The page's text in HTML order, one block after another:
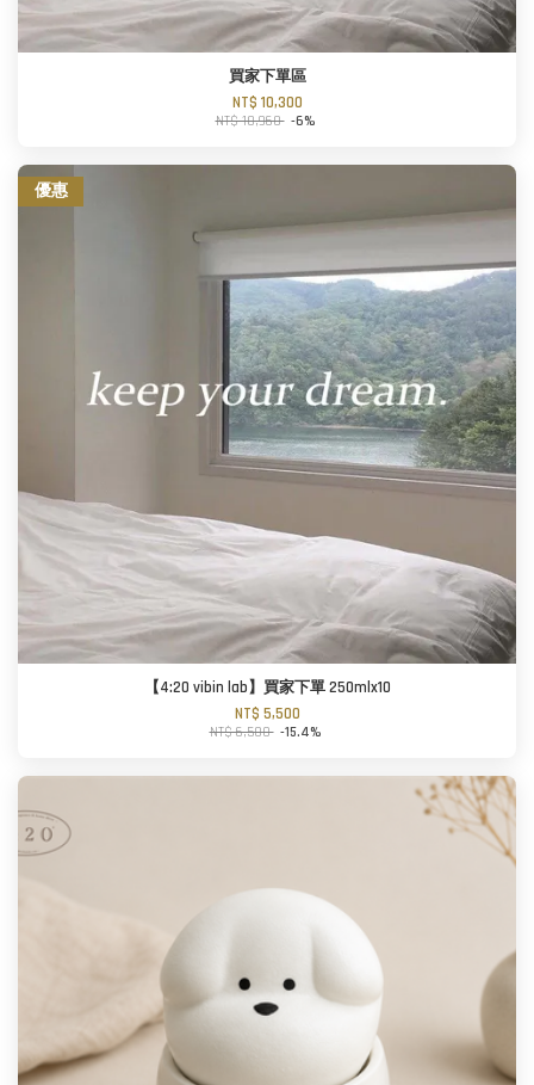
買家下單區
NT$ 10,300
NT$ 10,960 -6%
優惠
【4:20 vibin lab】買家下單 250mlx10
NT$ 5,500
NT$ 6,500 -15.4%